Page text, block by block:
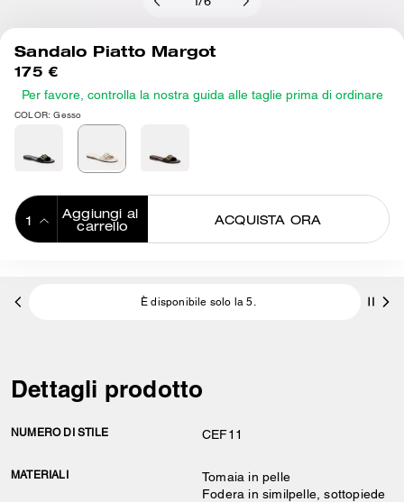
/6
Sandalo Piatto Margot
175 €
Per favore, controlla la nostra guida alle taglie prima di ordinare
COLOR: Gesso
Aggiungi al
carrello
ACQUISTA ORA
È disponibile solo la 5.
Dettagli prodotto
NUMERO DI STILE CEF11
MATERIALI
Tomaia in pelle
Fodera in similpelle, sottopiede